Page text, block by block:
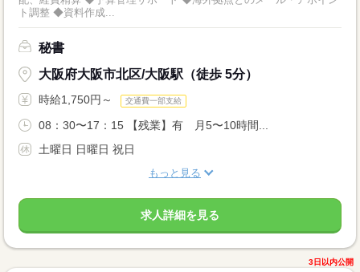
ト調整 ◆資料作成...
秘書
大阪府大阪市北区/大阪駅（徒歩 5分）
時給1,750円～ 交通費一部支給
08：30〜17：15 【残業】有 月5〜10時間...
土曜日 日曜日 祝日
もっと見る
求人詳細を見る
3日以内公開